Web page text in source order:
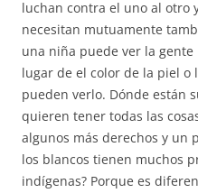
luchan contra el uno al otro
necesitan mutuamente
una niña puede ver la
lugar de el color de la piel o
pueden verlo. Dónde están
quieren tener todas las
algunos más derechos y un
los blancos tienen muchos
indígenas? Porque es